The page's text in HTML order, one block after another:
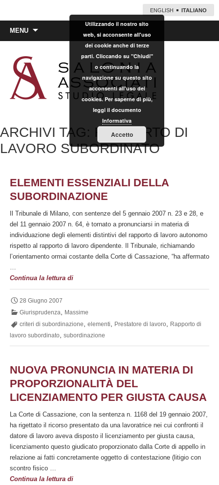
ENGLISH ITALIANO
MENU
ARCHIVI TAG: RAPPORTO DI
LAVORO SUBORDINATO
ELEMENTI ESSENZIALI DELLA
SUBORDINAZIONE
Il Tribunale di Milano, con sentenze del 5 gennaio 2007 n. 23 e 28, e
del 11 gennaio 2007 n. 64, è tornato a pronunciarsi in materia di
individuazione degli elementi distintivi del rapporto di lavoro autonomo
rispetto al rapporto di lavoro dipendente. Il Tribunale, richiamando
l’orientamento ormai costante della Corte di Cassazione, “ha affermato
…
Continua la lettura diElementi
essenziali
subordinazione
28 Giugno 2007
Giurisprudenza
Massime
criteri di subordinazione
elementi Prestatore di lavoro
Rapporto di
lavoro subordinato
subordinazione
NUOVA PRONUNCIA IN MATERIA DI
PROPORZIONALITÀ DEL
LICENZIAMENTO PER GIUSTA CAUSA
La Corte di Cassazione, con la sentenza n. 1168 del 19 gennaio 2007,
ha rigettato il ricorso presentato da una lavoratrice nei cui confronti il
datore di lavoro aveva disposto il licenziamento per giusta causa,
licenziamento questo giudicato proporzionato dalla Corte di appello in
relazione ai fatti concretamente oggetto di contestazione (litigio con
scontro fisico …
Continua la lettura diNuova
Utilizzando il nostro sito
web, si acconsente all'uso
dei cookie anche di terze
parti. Cliccando su "Chiudi"
o continuando la
navigazione su questo sito
acconsenti all'uso dei
cookies. Per saperne di più,
leggi il documento
Informativa
Accetto